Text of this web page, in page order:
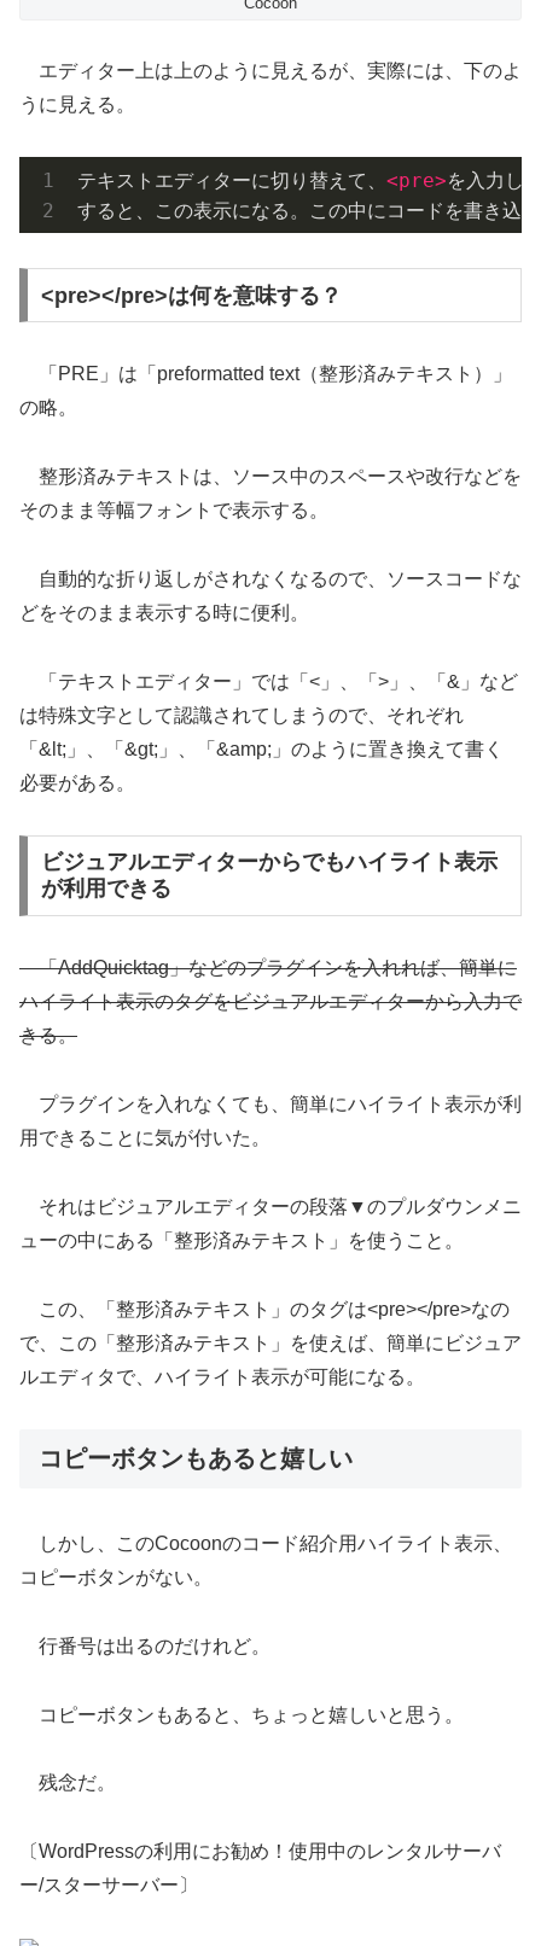
エディター上は上のように見えるが、実際には、下のよ
うに見える。
テキストエディターに切り替えて、 <pre>を入力し
すると、この表示になる。この中にコードを書き込
<pre></pre>は何を意味する？
「PRE」は「preformatted text（整形済みテキスト）」
の略。
整形済みテキストは、ソース中のスペースや改行などを
そのまま等幅フォントで表示する。
自動的な折り返しがされなくなるので、ソースコードな
どをそのまま表示する時に便利。
「テキストエディター」では「<」、「>」、「&」など
は特殊文字として認識されてしまうので、それぞれ
「&lt;」、「&gt;」、「&amp;」のように置き換えて書く
必要がある。
ビジュアルエディターからでもハイライト表示
が利用できる
「AddQuicktag」などのプラグインを入れれば、簡単に
ハイライト表示のタグをビジュアルエディターから入力で
きる。
プラグインを入れなくても、簡単にハイライト表示が利
用できることに気が付いた。
それはビジュアルエディターの段落▼のプルダウンメニ
ューの中にある「整形済みテキスト」を使うこと。
この、「整形済みテキスト」のタグは<pre></pre>なの
で、この「整形済みテキスト」を使えば、簡単にビジュア
ルエディタで、ハイライト表示が可能になる。
コピーボタンもあると嬉しい
しかし、このCocoonのコード紹介用ハイライト表示、
コピーボタンがない。
行番号は出るのだけれど。
コピーボタンもあると、ちょっと嬉しいと思う。
残念だ。
〔WordPressの利用にお勧め！使用中のレンタルサーバ
ー/スターサーバー〕